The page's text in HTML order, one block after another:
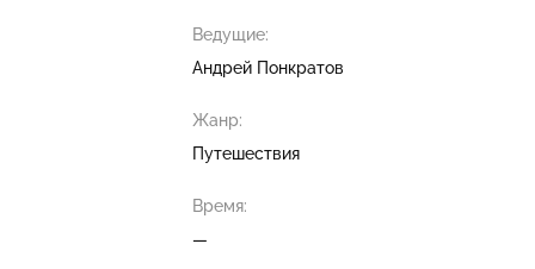
Ведущие:
Андрей Понкратов
Жанр:
Путешествия
Время:
—